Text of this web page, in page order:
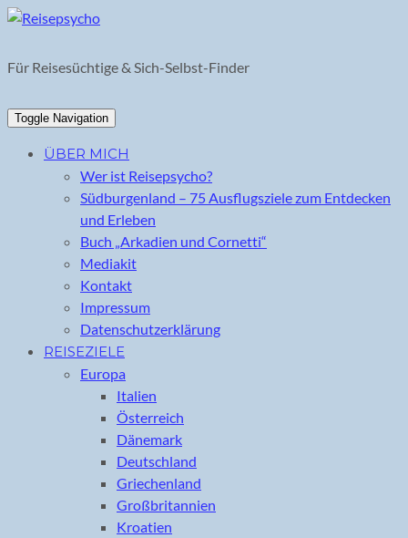
Skip
content
Für Reisesüchtige & Sich-Selbst-Finder
Toggle Navigation
ÜBER MICH
Wer ist Reisepsycho?
Südburgenland – 75 Ausflugsziele zum Entdecken
und Erleben
Buch „Arkadien und Cornetti“
Mediakit
Kontakt
Impressum
Datenschutzerklärung
REISEZIELE
Europa
Italien
Österreich
Dänemark
Deutschland
Griechenland
Großbritannien
Kroatien